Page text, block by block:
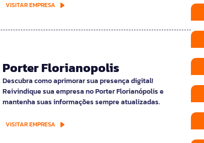
VISITAR EMPRESA
Porter Florianopolis
Descubra como aprimorar sua presença digital!
Reivindique sua empresa no Porter Florianópolis e
mantenha suas informações sempre atualizadas.
VISITAR EMPRESA